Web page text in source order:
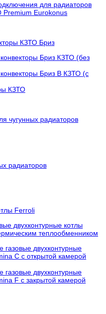
для радиаторов
Premium Eurokonus
КЗТО Бриз
Бриз КЗТО (без
Бриз В КЗТО (с
КЗТО
чугунных радиаторов
радиаторов
Ferroli
двухконтурные котлы
теплообменником
газовые двухконтурные
C с открытой камерой
газовые двухконтурные
F с закрытой камерой